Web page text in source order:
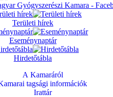
Területi hírek
Eseménynaptár
Hirdetőtábla
A Kamaráról
tagsági információk
Irattár